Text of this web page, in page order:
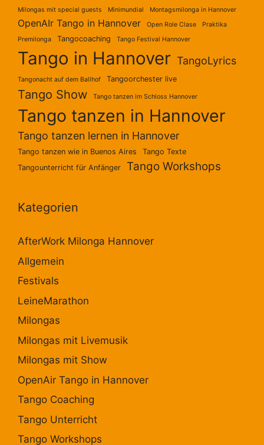
Milongas mit special guests
Minimundial Montagsmilonga in Hannover
OpenAIr Tango in Hannover Open Role Clase
Praktika
Premilonga
Tangocoaching Tango Festival Hannover
Tango in Hannover TangoLyrics
Tangonacht auf dem Ballhof Tangoorchester live
Tango Show Tango tanzen im Schloss Hannover
Tango tanzen in Hannover
Tango tanzen lernen in Hannover
Tango tanzen wie in Buenos Aires
Tango Texte
Tangounterricht für Anfänger
Tango Workshops
Kategorien
AfterWork Milonga Hannover
Allgemein
Festivals
LeineMarathon
Milongas
Milongas mit Livemusik
Milongas mit Show
OpenAir Tango in Hannover
Tango Coaching
Tango Unterricht
Tango Workshops